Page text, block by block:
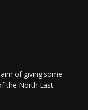
of giving some
the North East.